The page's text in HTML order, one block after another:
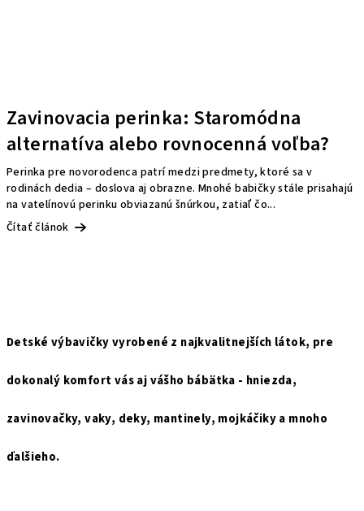
Zavinovacia perinka: Staromódna
alternatíva alebo rovnocenná voľba?
Perinka pre novorodenca patrí medzi predmety, ktoré sa v
rodinách dedia – doslova aj obrazne. Mnohé babičky stále prisahajú
na vatelínovú perinku obviazanú šnúrkou, zatiaľ čo...
Čítať článok
Detské výbavičky vyrobené z najkvalitnejších látok, pre
dokonalý komfort vás aj vášho bábätka - hniezda,
zavinovačky, vaky, deky, mantinely, mojkáčiky a mnoho
ďalšieho.